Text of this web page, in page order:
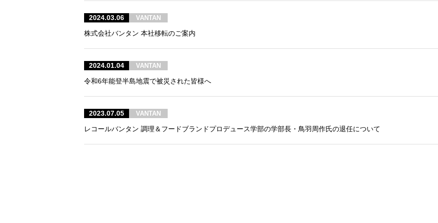
2024.03.06 VANTAN
株式会社バンタン 本社移転のご案内
2024.01.04 VANTAN
令和6年能登半島地震で被災された皆様へ
2023.07.05 VANTAN
レコールバンタン 調理＆フードブランドプロデュース学部の学部長・鳥羽周作氏の退任について